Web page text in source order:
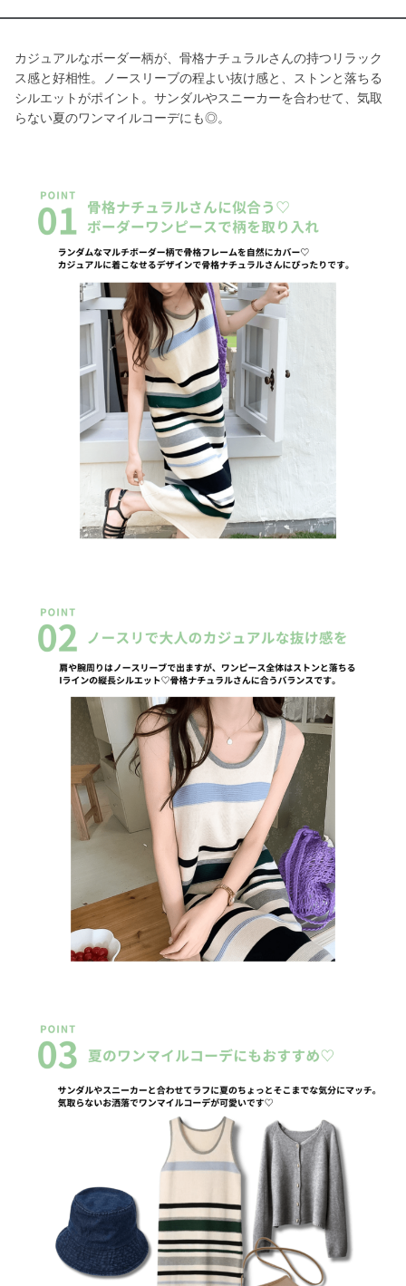
カジュアルなボーダー柄が、骨格ナチュラルさんの持つリラック
ス感と好相性。ノースリーブの程よい抜け感と、ストンと落ちる
シルエットがポイント。サンダルやスニーカーを合わせて、気取
らない夏のワンマイルコーデにも◎。